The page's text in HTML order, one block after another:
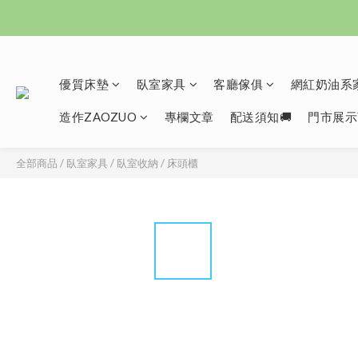
優質床墊 臥室家具 客廳傢俱 網紅奶油
造作ZAOZUO 專欄文章 配送須知🚚 門市展
全部商品 / 臥室家具 / 臥室收納 / 床頭櫃